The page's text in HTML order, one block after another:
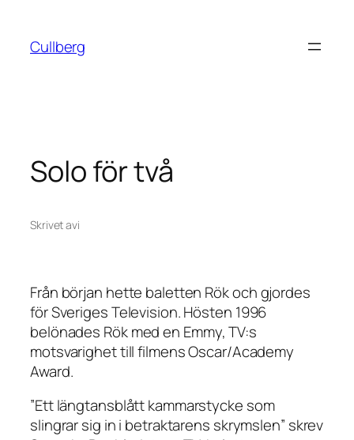
innehåll
Cullberg
Solo för två
Skrivet avi
Från början hette baletten Rökoch gjordes
för Sveriges Television. Hösten 1996
belönades Rökmed en Emmy, TV:s
motsvarighet till filmens Oscar/Academy
Award.
”Ett längtansblått kammarstycke som
slingrar sig in i betraktarens skrymslen” skrev